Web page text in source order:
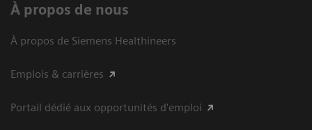
À propos de nous
À propos de Siemens Healthineers
Emplois & carrières
Portail dédié aux opportunités d'emploi